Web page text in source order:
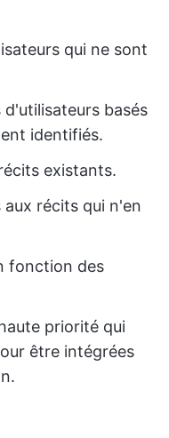
qui ne sont
basés
identifiés.
existants.
récits qui n'en
fonction des
priorité qui
être intégrées